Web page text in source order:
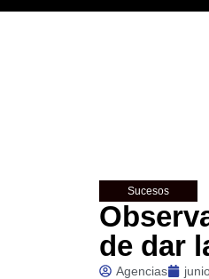
Sucesos
de dar
Agencias